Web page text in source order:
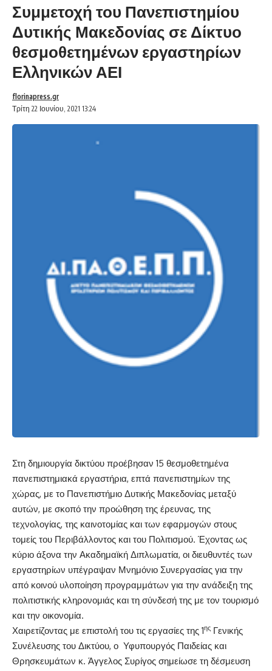
Συμμετοχή του Πανεπιστημίου
Δυτικής Μακεδονίας σε Δίκτυο
θεσμοθετημένων εργαστηρίων
Ελληνικών ΑΕΙ
Τρίτη 22 Ιουνίου, 2021 13:24
florinapress.gr
Στη δημιουργία δικτύου προέβησαν 15 θεσμοθετημένα
πανεπιστημιακά εργαστήρια, επτά πανεπιστημίων της
χώρας, με το Πανεπιστήμιο Δυτικής Μακεδονίας μεταξύ
αυτών, με σκοπό την προώθηση της έρευνας, της
τεχνολογίας, της καινοτομίας και των εφαρμογών στους
τομείς του Περιβάλλοντος και του Πολιτισμού. Έχοντας ως
κύριο άξονα την Ακαδημαϊκή Διπλωματία, οι διευθυντές των
εργαστηρίων υπέγραψαν Μνημόνιο Συνεργασίας για την
από κοινού υλοποίηση προγραμμάτων για την ανάδειξη της
πολιτιστικής κληρονομιάς και τη σύνδεσή της με τον τουρισμό
και την οικονομία.
Χαιρετίζοντας με επιστολή του τις εργασίες της 1ης Γενικής
Συνέλευσης του Δικτύου, ο Υφυπουργός Παιδείας και
Θρησκευμάτων κ. Άγγελος Συρίγος σημείωσε τη δέσμευση